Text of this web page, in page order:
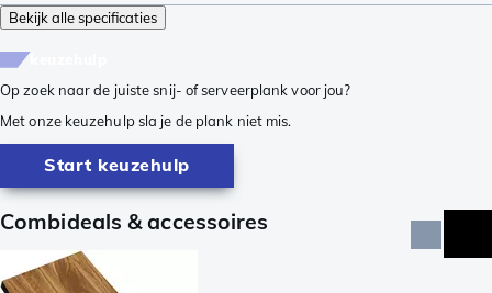
Bekijk alle specificaties
Op zoek naar de juiste snij- of serveerplank voor jou?
Met onze keuzehulp sla je de plank niet mis.
Start keuzehulp
Combideals & accessoires